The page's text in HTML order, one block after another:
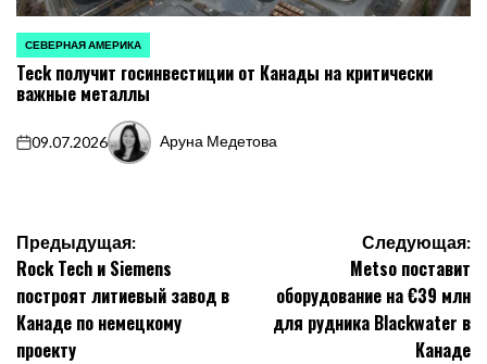
ОПУБЛИКОВАНО
В
СЕВЕРНАЯ АМЕРИКА
Teck получит госинвестиции от Канады на критически
важные металлы
on
09.07.2026
Запись
Аруна Медетова
Навигация
по
записям
Предыдущая:
Rock Tech и Siemens
построят литиевый завод в
Канаде по немецкому
проекту
Следующая:
Metso поставит
оборудование на €39 млн
для рудника Blackwater в
Канаде